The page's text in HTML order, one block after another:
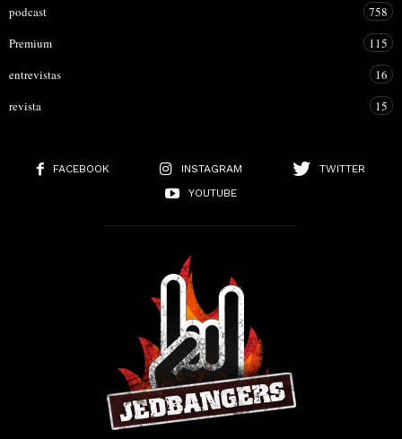
podcast
758
Premium
115
entrevistas
16
revista
15
FACEBOOK INSTAGRAM
TWITTER
YOUTUBE